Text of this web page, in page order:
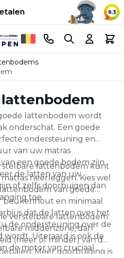
9.3
Telefoonnummer
Search Cart
lattenbodem wordt
onderschat. Een goede
ondersteuning en
van uw matras
een goede bodem zijn
de latten van uw
of zelfs doorbuigen dan
toe.
lattenbodem kunt
neerleggen. Kies wel
van goede
en minimaal
is dat de latten over het
de ondersteuning over de
Uiteraard is ook de
de motor van cruciaal
verstelbare lattenbodem
middenzone, dan
(meer of minder) van de
Meer doorbuiging is